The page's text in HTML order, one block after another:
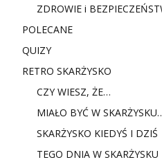
ZDROWIE i
POLECANE
QUIZY
RETRO SKARŻYSKO
CZY WIESZ, ŻE…
MIAŁO BYĆ W
SKARŻYSKO KIEDYŚ I DZIŚ
TEGO DNIA W SKARŻYSKU